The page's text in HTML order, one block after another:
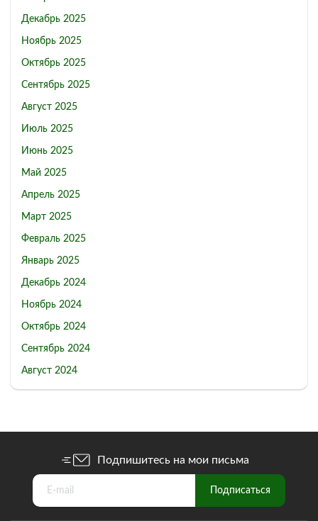
Декабрь 2025
Ноябрь 2025
Октябрь 2025
Сентябрь 2025
Август 2025
Июль 2025
Июнь 2025
Май 2025
Апрель 2025
Март 2025
Февраль 2025
Январь 2025
Декабрь 2024
Ноябрь 2024
Октябрь 2024
Сентябрь 2024
Август 2024
Подпишитесь на мои письма